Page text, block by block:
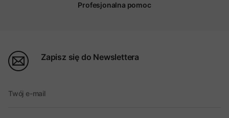
Profesjonalna pomoc
Zapisz się do Newslettera
Twój e-mail